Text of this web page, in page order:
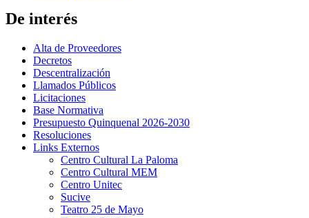
De interés
Alta de Proveedores
Decretos
Descentralización
Llamados Públicos
Licitaciones
Base Normativa
Presupuesto Quinquenal 2026-2030
Resoluciones
Links Externos
Centro Cultural La Paloma
Centro Cultural MEM
Centro Unitec
Sucive
Teatro 25 de Mayo